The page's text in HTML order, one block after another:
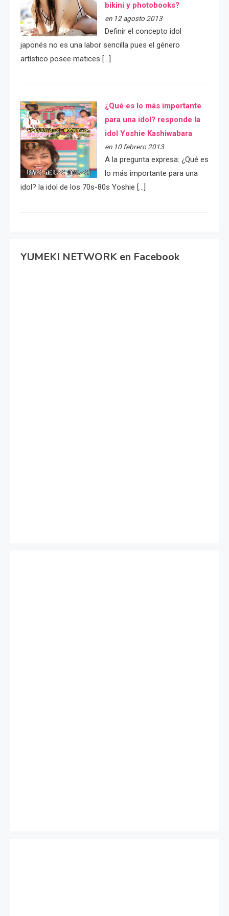
bikini y photobooks?
en 12 agosto 2013
Definir el concepto idol
japonés no es una labor sencilla pues el género
artístico posee matices […]
¿Qué es lo más importante
para una idol? responde la
idol Yoshie Kashiwabara
en 10 febrero 2013
A la pregunta expresa: ¿Qué es
lo más importante para una
idol? la idol de los 70s-80s Yoshie […]
YUMEKI NETWORK en Facebook